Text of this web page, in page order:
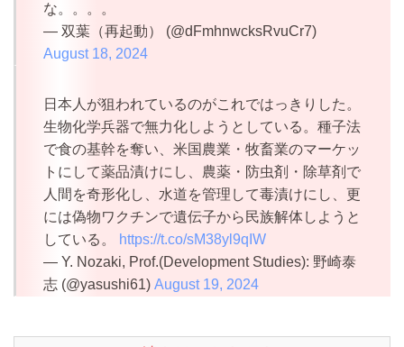
な。。。。
— 双葉（再起動） (@dFmhnwcksRvuCr7)
August 18, 2024
日本人が狙われているのがこれではっきりした。
生物化学兵器で無力化しようとしている。種子法
で食の基幹を奪い、米国農業・牧畜業のマーケッ
トにして薬品漬けにし、農薬・防虫剤・除草剤で
人間を奇形化し、水道を管理して毒漬けにし、更
には偽物ワクチンで遺伝子から民族解体しようと
している。
https://t.co/sM38yl9qIW
— Y. Nozaki, Prof.(Development Studies): 野崎泰
志 (@yasushi61) August 19, 2024